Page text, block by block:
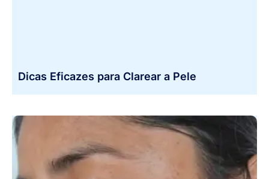
Dicas Eficazes para Clarear a Pele